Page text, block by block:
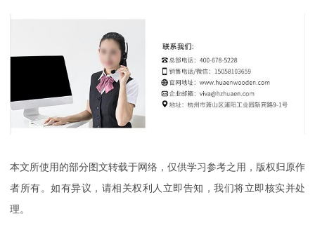
本文所使用的部分图文转载于网络，仅供学习参考之用，版权归原作
者所有。如有异议，请相关权利人立即告知，我们将立即核实并处
理。